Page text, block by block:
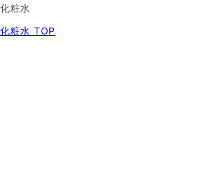
化粧水
化粧水 TOP